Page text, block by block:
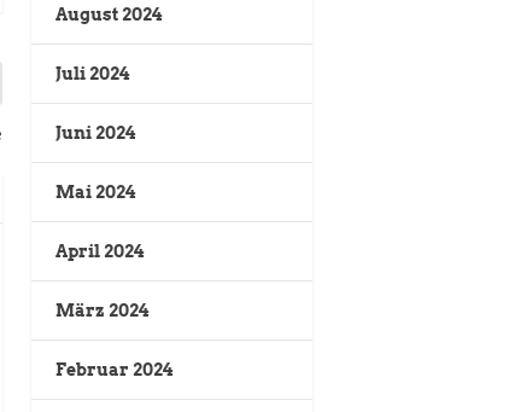
August 2024
Juli 2024
Juni 2024
Mai 2024
April 2024
März 2024
Februar 2024